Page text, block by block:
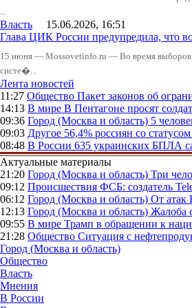
...
Власть 15.06.2026, 16:51
Глава ЦИК России предупредила, что
15 июня — Mossovetinfo.ru — Во время выборов
систе�...
Лента новостей
11:27 Общество Пакет законов об
14:13 В мире В Пентагоне просят
09:36 Город (Москва и область) 5
09:03 Другое 56,4% россиян со
08:48 В России 635 украинских БПЛА
Актуальные материалы
21:20 Город (Москва и область) Три
09:12 Происшествия ФСБ: создатель
06:12 Город (Москва и область) От атак
12:13 Город (Москва и область) Жалоба
09:55 В мире Трамп в обращении к
21:28 Общество Ситуация с
Город (Москва и область)
Общество
Власть
Мнения
В России